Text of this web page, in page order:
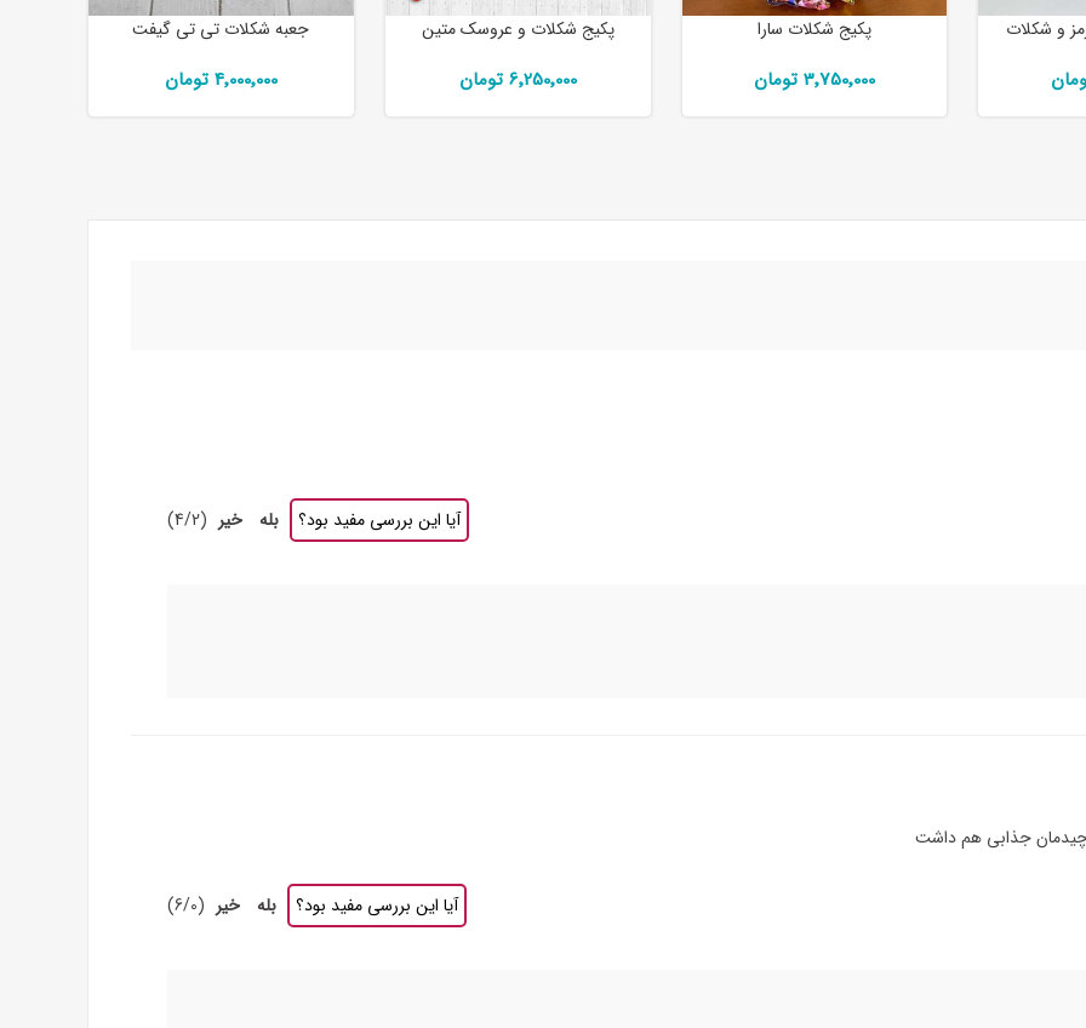
و شکلات پکیج شکلات سارا
3٬750٬000 تومان
پکیج شکلات و عروسک متین
6٬250٬000 تومان
جعبه شکلات تی تی گیفت
4٬000٬000 تومان
آیا این بررسی مفید بود؟ بله خیر (
4/2
)
جذابی هم داشت
آیا این بررسی مفید بود؟ بله خیر (
6/0
)